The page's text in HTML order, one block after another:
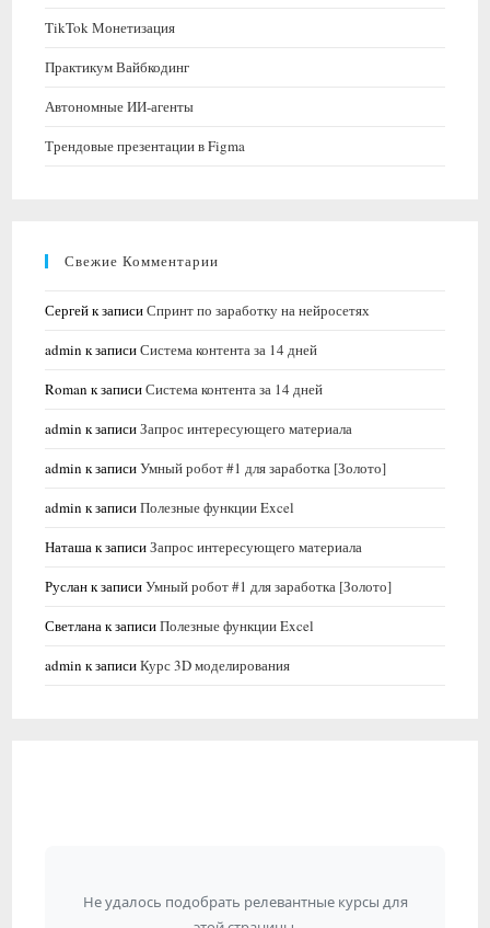
TikTok Монетизация
Практикум Вайбкодинг
Автономные ИИ-агенты
Трендовые презентации в Figma
Свежие Комментарии
Сергейк записиСпринт по заработку на нейросетях
admin к записиСистема контента за 14 дней
Roman к записиСистема контента за 14 дней
admin к записиЗапрос интересующего материала
admin к записиУмный робот #1 для заработка [Золото]
admin к записиПолезные функции Excel
Наташак записиЗапрос интересующего материала
Русланк записиУмный робот #1 для заработка [Золото]
Светланак записиПолезные функции Excel
admin к записиКурс 3D моделирования